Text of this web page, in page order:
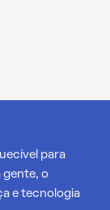
para
gente, o
e tecnologia